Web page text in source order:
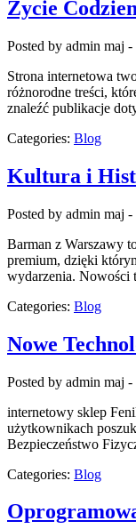
Życie
Posted by admin maj -
Strona internetowa
różnorodne treści,
znaleźć publikacje
Categories: Blog
Kultura i
Posted by admin maj -
Barman z Warszawy
premium, dzięki
wydarzenia. Nowości
Categories: Blog
Nowe
Posted by admin maj -
internetowy sklep
użytkownikach
Bezpieczeństwo
Categories: Blog